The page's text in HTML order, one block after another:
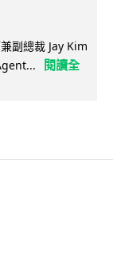
副總裁 Jay Kim
閱讀全